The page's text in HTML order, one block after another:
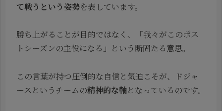
て戦うという姿勢を表しています。
勝ち上がることが目的ではなく、「我々がこのポス
トシーズンの主役になる」という断固たる意思。
この言葉が持つ圧倒的な自信と気迫こそが、ドジャ
ースというチームの精神的な軸となっているのです。